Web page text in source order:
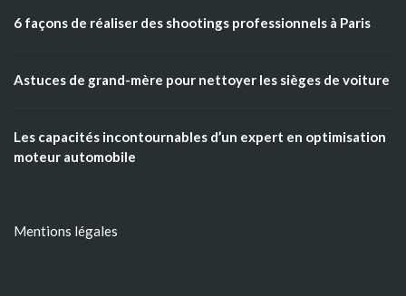
6 façons de réaliser des shootings professionnels à Paris
Astuces de grand-mère pour nettoyer les sièges de voiture
Les capacités incontournables d’un expert en optimisation
moteur automobile
Mentions légales